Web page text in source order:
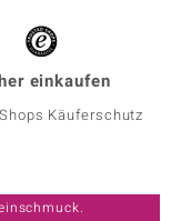
einkaufen
Käuferschutz